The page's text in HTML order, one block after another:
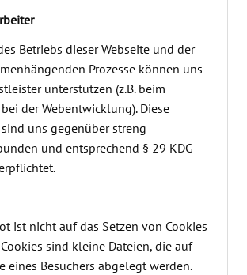
Betriebs dieser Webseite und der
Prozesse können uns
unterstützen (z.B. beim
der Webentwicklung). Diese
uns gegenüber streng
und entsprechend § 29 KDG
ist nicht auf das Setzen von Cookies
sind kleine Dateien, die auf
eines Besuchers abgelegt werden.